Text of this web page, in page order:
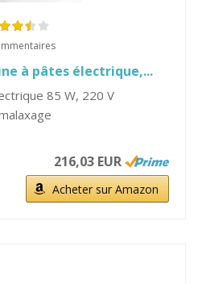
à pâtes électrique,...
85 W, 220 V
216,03 EUR
Acheter sur Amazon